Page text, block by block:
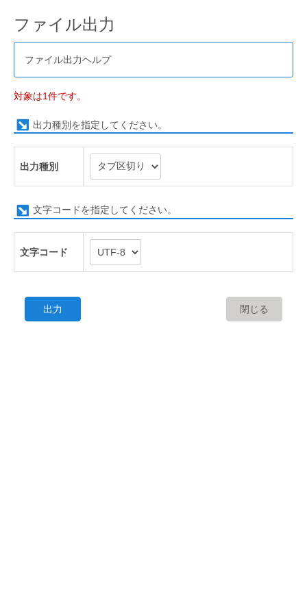
ファイル出力
ファイル出力ヘルプ
対象は1件です。
出力種別を指定してください。
出力種別
文字コードを指定してください。
文字コード